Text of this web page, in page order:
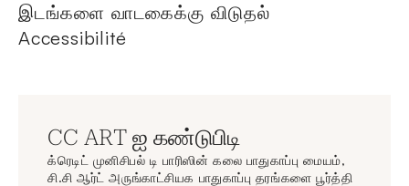
இடங்களை வாடகைக்கு விடுதல்
Accessibilité
CC ART ஐ கண்டுபிடி
க்ரெடிட் முனிசிபல் டி பாரிஸின் கலை பாதுகாப்பு மையம்,
சி.சி ஆர்ட் அருங்காட்சியக பாதுகாப்பு தரங்களை பூர்த்தி